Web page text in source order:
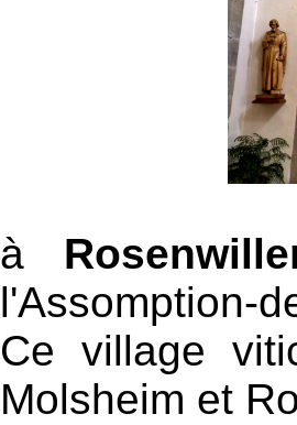
à
l'Assomption-
Ce village
Molsheim et